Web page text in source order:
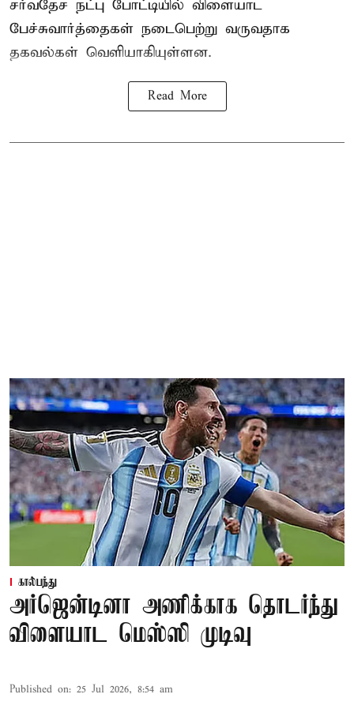
சர்வதேச நட்பு போட்டியில் விளையாட
பேச்சுவார்த்தைகள் நடைபெற்று வருவதாக
தகவல்கள் வெளியாகியுள்ளன.
Read More
கால்பந்து
அர்ஜென்டினா அணிக்காக தொடர்ந்து
விளையாட மெஸ்ஸி முடிவு
Published on: 25 Jul 2026, 8:54 am